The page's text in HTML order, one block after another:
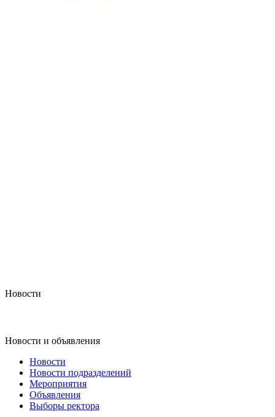
Новости
Новости и объявления
Новости
Новости подразделений
Мероприятия
Объявления
Выборы ректора